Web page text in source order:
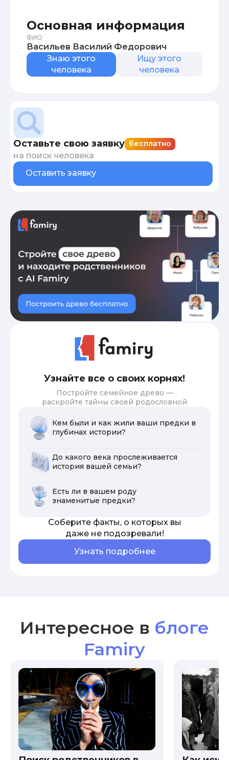
Основная информация
ФИО
Васильев Василий Федорович
Знаю этого
человека
Ищу этого
человека
Оставьте свою заявку бесплатно
на поиск человека
Оставить заявку
Узнайте все о своих корнях!
Постройте семейное древо —
раскройте тайны своей родословной
Кем были и как жили ваши предки в
глубинах истории?
До какого века прослеживается
история вашей семьи?
Есть ли в вашем роду
знаменитые предки?
Соберите факты, о которых вы
даже не подозревали!
Узнать подробнее
Интересное в блоге
Famiry